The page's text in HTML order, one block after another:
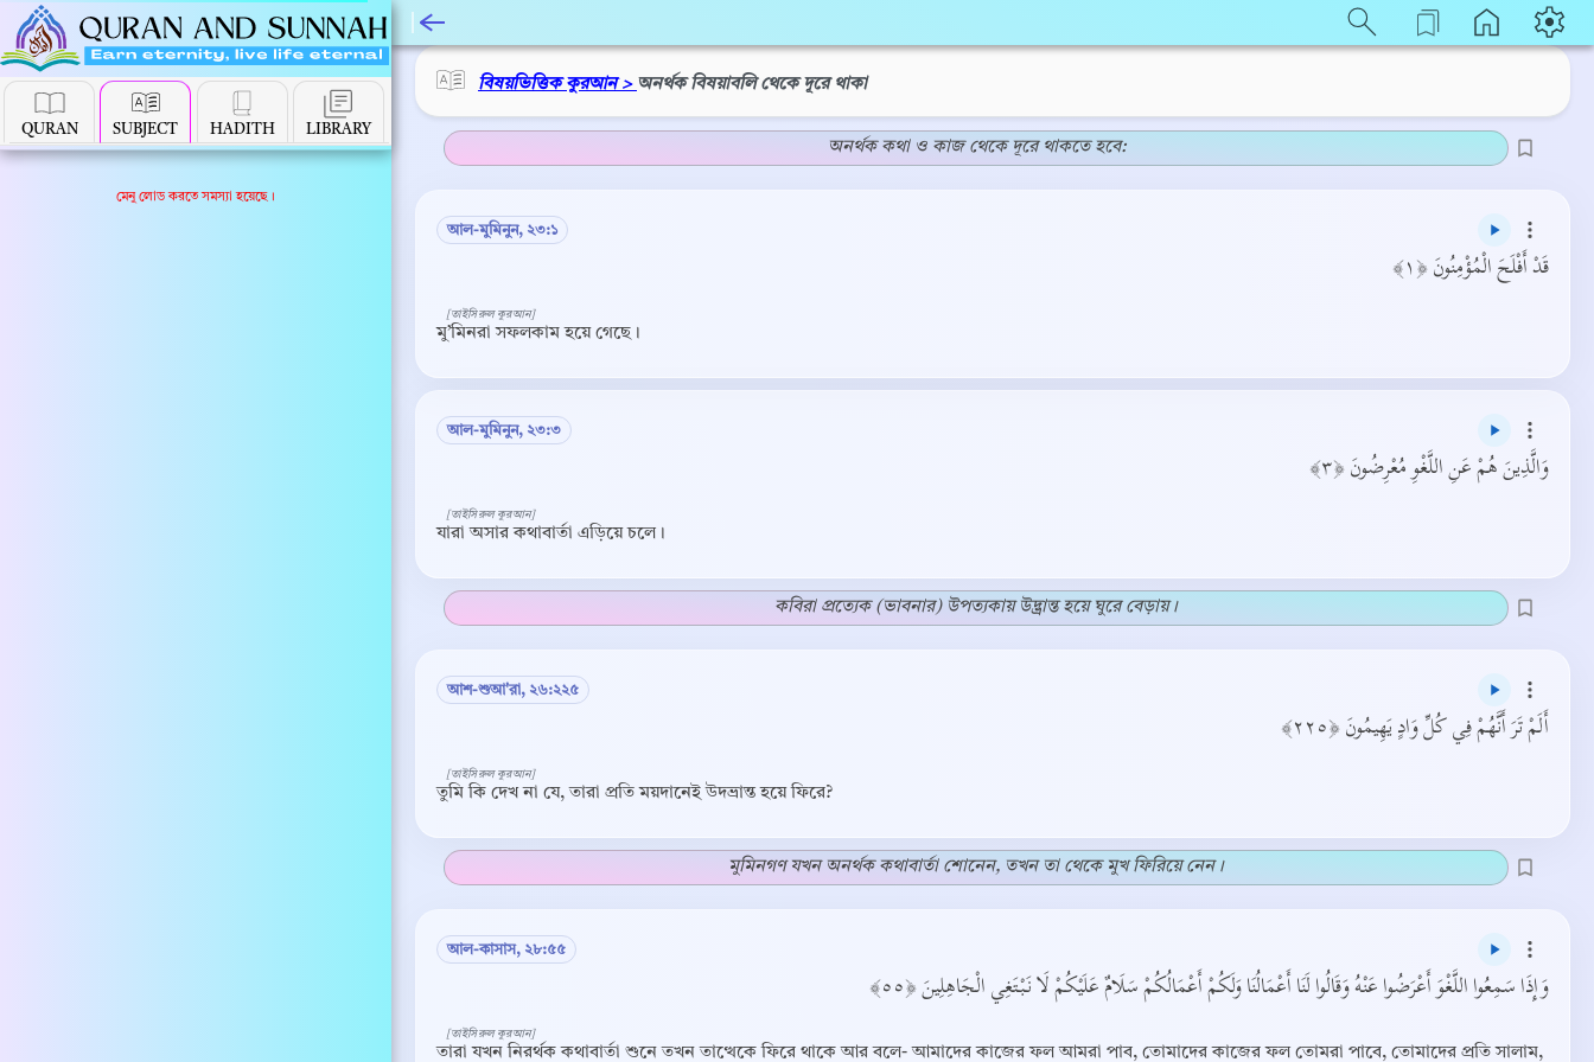
QURAN SUBJECT HADITH LIBRARY
মেনু লোড করতে সমস্যা হয়েছে।
বিষয়ভিত্তিক কুরআন > অনর্থক বিষয়াবলি থেকে দূরে থাকা
অনর্থক কথা ও কাজ থেকে দূরে থাকতে হবে:
আল-মুমিনুন, ২৩:১
قَدْ أَفْلَحَ الْمُؤْمِنُونَ ﴿١﴾
মু’মিনরা সফলকাম হয়ে গেছে।
[তাইসিরুল কুরআন]
আল-মুমিনুন, ২৩:৩
وَالَّذِينَ هُمْ عَنِ اللَّغْوِ مُعْرِضُونَ ﴿٣﴾
যারা অসার কথাবার্তা এড়িয়ে চলে।
[তাইসিরুল কুরআন]
কবিরা প্রত্যেক (ভাবনার) উপত্যকায় উদ্ভ্রান্ত হয়ে ঘুরে বেড়ায়।
আশ-শুআ'রা, ২৬:২২৫
أَلَمْ تَرَ أَنَّهُمْ فِي كُلِّ وَادٍ يَهِيمُونَ ﴿٢٢٥﴾
তুমি কি দেখ না যে, তারা প্রতি ময়দানেই উদভ্রান্ত হয়ে ফিরে?
[তাইসিরুল কুরআন]
মুমিনগণ যখন অনর্থক কথাবার্তা শোনেন, তখন তা থেকে মুখ ফিরিয়ে নেন।
আল-কাসাস, ২৮:৫৫
وَإِذَا سَمِعُوا اللَّغْوَ أَعْرَضُوا عَنْهُ وَقَالُوا لَنَا أَعْمَالُنَا وَلَكُمْ أَعْمَالُكُمْ سَلَامٌ عَلَيْكُمْ لَا نَبْتَغِي الْجَاهِلِينَ ﴿٥٥﴾
তারা যখন নিরর্থক কথাবার্তা শুনে তখন তাত্থেকে ফিরে থাকে আর বলে- আমাদের কাজের ফল আমরা পাব, তোমাদের কাজের ফল তোমরা পাবে, তোমাদের প্রতি সালাম,
[তাইসিরুল কুরআন]